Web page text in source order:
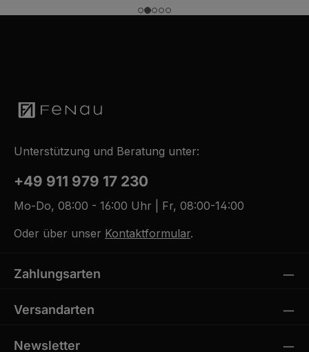
Unterstützung und Beratung unter:
+49 911 979 17 230
Mo-Do, 08:00 - 16:00 Uhr | Fr, 08:00-14:00
Oder über unser Kontaktformular.
Zahlungsarten
Versandarten
Newsletter